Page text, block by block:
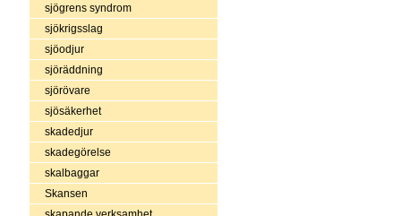
sjögrens syndrom
sjökrigsslag
sjöodjur
sjöräddning
sjörövare
sjösäkerhet
skadedjur
skadegörelse
skalbaggar
Skansen